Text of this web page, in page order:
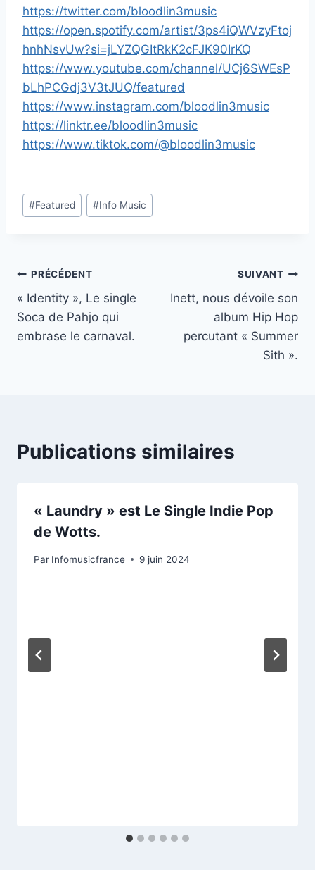
https://twitter.com/bloodlin3music
https://open.spotify.com/artist/3ps4iQWVzyFtoj
hnhNsvUw?si=jLYZQGItRkK2cFJK90IrKQ
https://www.youtube.com/channel/UCj6SWEsP
bLhPCGdj3V3tJUQ/featured
https://www.instagram.com/bloodlin3music
https://linktr.ee/bloodlin3music
https://www.tiktok.com/@bloodlin3music
Étiquettes
de
#Featured #Info Music
Navigation
de
l’article
PRÉCÉDENT
« Identity », Le single
Soca de Pahjo qui
embrase le carnaval.
SUIVANT
Inett, nous dévoile son
album Hip Hop
percutant « Summer
Sith ».
Publications similaires
« Laundry » est Le Single Indie Pop
de Wotts.
Par Infomusicfrance 9 juin 2024